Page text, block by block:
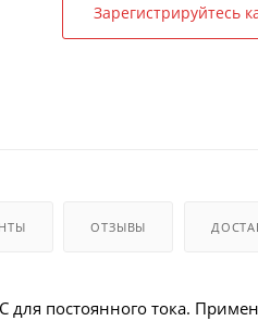
Зарегистрируйтесь
ОТЗЫВЫ
постоянного тока.